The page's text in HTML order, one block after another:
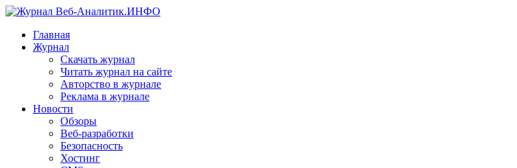
Главная
Журнал
Скачать журнал
Читать журнал на сайте
Авторство в журнале
Реклама в журнале
Новости
Обзоры
Веб-разработки
Безопасность
Хостинг